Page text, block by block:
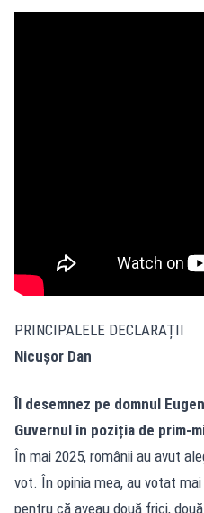
PRINCIPALELE DECLARAȚII
Nicușor Dan
Îl desemnez pe domnul
Guvernul în poziția de prim-
În mai 2025, românii au avut
vot. În opinia mea, au votat
pentru că aveau două frici,